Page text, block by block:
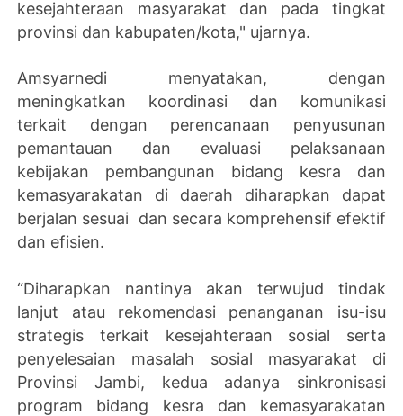
kesejahteraan masyarakat dan pada tingkat
provinsi dan kabupaten/kota," ujarnya.
Amsyarnedi menyatakan, dengan
meningkatkan koordinasi dan komunikasi
terkait dengan perencanaan penyusunan
pemantauan dan evaluasi pelaksanaan
kebijakan pembangunan bidang kesra dan
kemasyarakatan di daerah diharapkan dapat
berjalan sesuai dan secara komprehensif efektif
dan efisien.
“Diharapkan nantinya akan terwujud tindak
lanjut atau rekomendasi penanganan isu-isu
strategis terkait kesejahteraan sosial serta
penyelesaian masalah sosial masyarakat di
Provinsi Jambi, kedua adanya sinkronisasi
program bidang kesra dan kemasyarakatan